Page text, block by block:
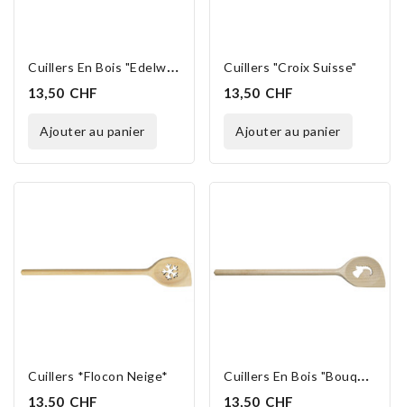
C
Uillers En Bois "Edelweiss"
13,50 CHF
ajouter au panier
Cuillers "Croix Suisse"
13,50 CHF
ajouter au panier
Cuillers *Flocon Neige*
13,50 CHF
C
Uillers En Bois "Bouquetin"
13,50 CHF